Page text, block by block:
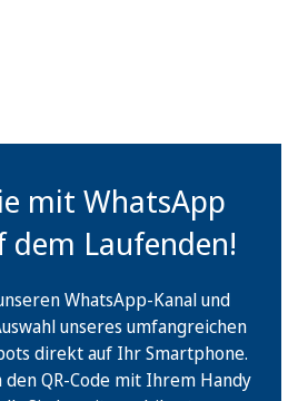
mit WhatsApp
Laufenden!
WhatsApp-Kanal und
unseres umfangreichen
direkt auf Ihr Smartphone.
den QR-Code mit Ihrem Handy